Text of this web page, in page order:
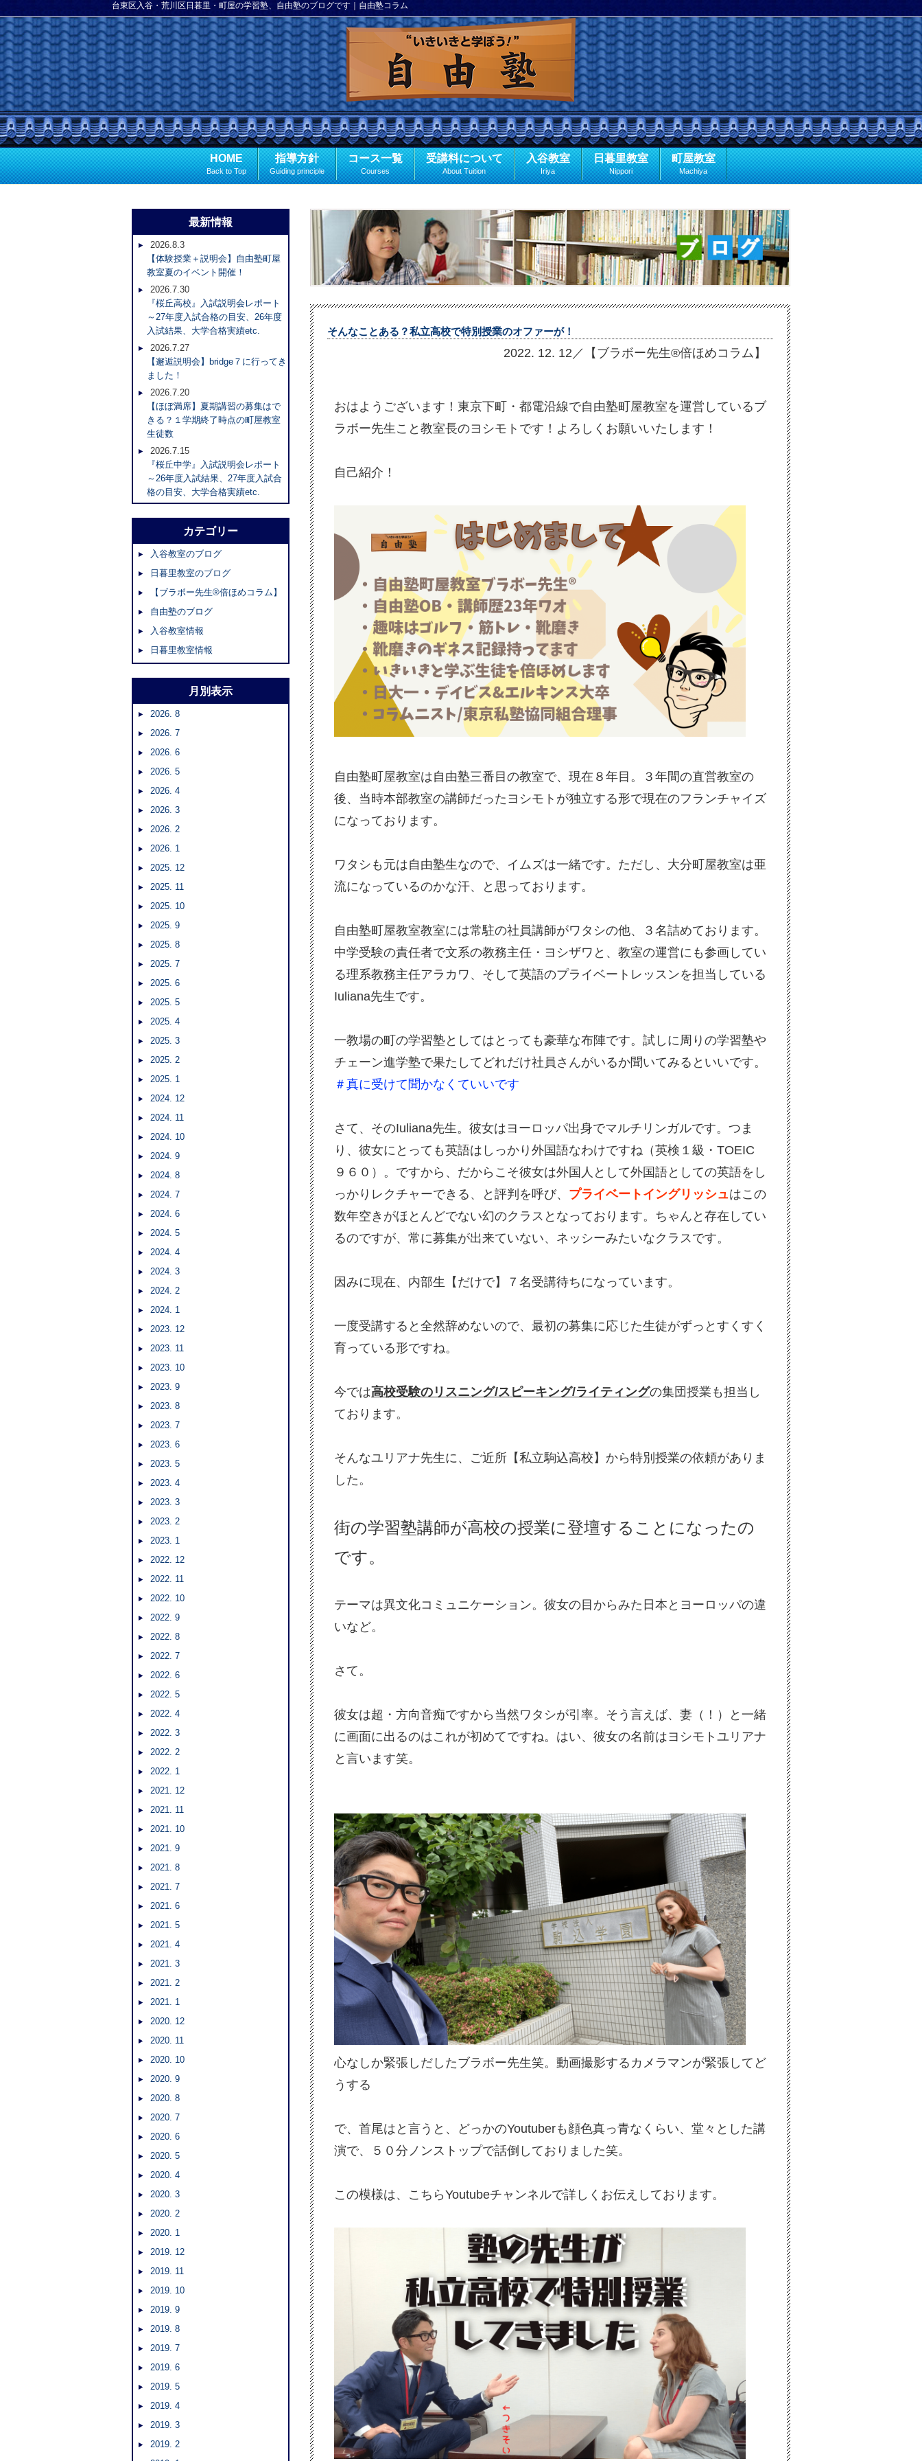
台東区入谷・荒川区日暮里・町屋の学習塾、自由塾のブログです｜自由塾コラム
HOME
Back to Top
指導方針
Guiding principle
コース一覧
Courses
受講料について
About Tuition
入谷教室
Iriya
日暮里教室
Nippori
町屋教室
Machiya
そんなことある？私立高校で特別授業のオファーが！
2022. 12. 12／【ブラボー先生®倍ほめコラム】
おはようございます！東京下町・都電沿線で自由塾町屋教室を運営しているブ
ラボー先生こと教室長のヨシモトです！よろしくお願いいたします！
自己紹介！
自由塾町屋教室は自由塾三番目の教室で、現在８年目。３年間の直営教室の
後、当時本部教室の講師だったヨシモトが独立する形で現在のフランチャイズ
になっております。
ワタシも元は自由塾生なので、イムズは一緒です。ただし、大分町屋教室は亜
流になっているのかな汗、と思っております。
自由塾町屋教室教室には常駐の社員講師がワタシの他、３名詰めております。
中学受験の責任者で文系の教務主任・ヨシザワと、教室の運営にも参画してい
る理系教務主任アラカワ、そして英語のプライベートレッスンを担当している
Iuliana先生です。
一教場の町の学習塾としてはとっても豪華な布陣です。試しに周りの学習塾や
チェーン進学塾で果たしてどれだけ社員さんがいるか聞いてみるといいです。
＃真に受けて聞かなくていいです
さて、そのIuliana先生。彼女はヨーロッパ出身でマルチリンガルです。つま
り、彼女にとっても英語はしっかり外国語なわけですね（英検１級・TOEIC
９６０）。ですから、だからこそ彼女は外国人として外国語としての英語をし
っかりレクチャーできる、と評判を呼び、 プライベートイングリッシュはこの
数年空きがほとんどでない幻のクラスとなっております。ちゃんと存在してい
るのですが、常に募集が出来ていない、ネッシーみたいなクラスです。
因みに現在、内部生【だけで】７名受講待ちになっています。
一度受講すると全然辞めないので、最初の募集に応じた生徒がずっとすくすく
育っている形ですね。
今では高校受験のリスニング/スピーキング/ライティングの集団授業も担当し
ております。
そんなユリアナ先生に、ご近所【私立駒込高校】から特別授業の依頼がありま
した。
街の学習塾講師が高校の授業に登壇することになったの
です。
テーマは異文化コミュニケーション。彼女の目からみた日本とヨーロッパの違
いなど。
さて。
彼女は超・方向音痴ですから当然ワタシが引率。そう言えば、妻（！）と一緒
に画面に出るのはこれが初めてですね。はい、彼女の名前はヨシモトユリアナ
と言います笑。
心なしか緊張しだしたブラボー先生笑。動画撮影するカメラマンが緊張してど
うする
で、首尾はと言うと、どっかのYoutuberも顔色真っ青なくらい、堂々とした講
演で、５０分ノンストップで話倒しておりました笑。
この模様は、こちらYoutubeチャンネルで詳しくお伝えしております。
最新情報
2026.8.3
【体験授業＋説明会】自由塾町屋
教室夏のイベント開催！
2026.7.30
『桜丘高校』入試説明会レポート
～27年度入試合格の目安、26年度
入試結果、大学合格実績etc.
2026.7.27
【邂逅説明会】bridge７に行ってき
ました！
2026.7.20
【ほぼ満席】夏期講習の募集はで
きる？１学期終了時点の町屋教室
生徒数
2026.7.15
『桜丘中学』入試説明会レポート
～26年度入試結果、27年度入試合
格の目安、大学合格実績etc.
カテゴリー
入谷教室のブログ
日暮里教室のブログ
【ブラボー先生®倍ほめコラム】
自由塾のブログ
入谷教室情報
日暮里教室情報
月別表示
2026. 8
2026. 7
2026. 6
2026. 5
2026. 4
2026. 3
2026. 2
2026. 1
2025. 12
2025. 11
2025. 10
2025. 9
2025. 8
2025. 7
2025. 6
2025. 5
2025. 4
2025. 3
2025. 2
2025. 1
2024. 12
2024. 11
2024. 10
2024. 9
2024. 8
2024. 7
2024. 6
2024. 5
2024. 4
2024. 3
2024. 2
2024. 1
2023. 12
2023. 11
2023. 10
2023. 9
2023. 8
2023. 7
2023. 6
2023. 5
2023. 4
2023. 3
2023. 2
2023. 1
2022. 12
2022. 11
2022. 10
2022. 9
2022. 8
2022. 7
2022. 6
2022. 5
2022. 4
2022. 3
2022. 2
2022. 1
2021. 12
2021. 11
2021. 10
2021. 9
2021. 8
2021. 7
2021. 6
2021. 5
2021. 4
2021. 3
2021. 2
2021. 1
2020. 12
2020. 11
2020. 10
2020. 9
2020. 8
2020. 7
2020. 6
2020. 5
2020. 4
2020. 3
2020. 2
2020. 1
2019. 12
2019. 11
2019. 10
2019. 9
2019. 8
2019. 7
2019. 6
2019. 5
2019. 4
2019. 3
2019. 2